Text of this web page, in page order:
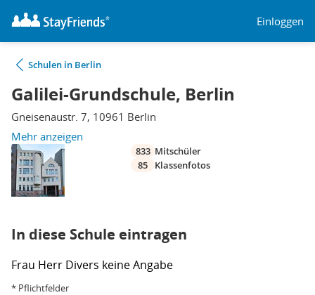
Einloggen
Schulen in Berlin
Galilei-Grundschule, Berlin
Gneisenaustr. 7, 10961 Berlin
Mehr anzeigen
833 Mitschüler
85
Klassenfotos
In diese Schule eintragen
Frau Herr Divers keine Angabe
* Pflichtfelder